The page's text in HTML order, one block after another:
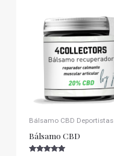
Bálsamo CBD Deportistas
Bálsamo CBD